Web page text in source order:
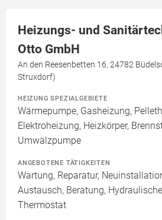
Heizungs- und
Otto GmbH
An den Reesenbetten 16, 24782
Struxdorf)
HEIZUNG SPEZIALGEBIETE
Wärmepumpe, Gasheizung,
Elektroheizung, Heizkörper,
Umwälzpumpe
ANGEBOTENE TÄTIGKEITEN
Wartung, Reparatur,
Austausch, Beratung,
Thermostat